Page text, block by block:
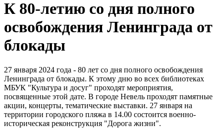
К 80-летию со дня полного
освобождения Ленинграда от
блокады
27 января 2024 года - 80 лет со дня полного освобождения
Ленинграда от блокады. К этому дню во всех библиотеках
МБУК "Культура и досуг" проходят мероприятия,
посвященные этой дате. В городе Невель проходят памятные
акции, концерты, тематические выставки. 27 января на
территории городского пляжа в 14.00 состоится военно-
историческая реконструкция "Дорога жизни".